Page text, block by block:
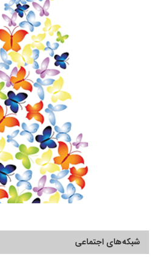
شبکه‌های اجتماعی